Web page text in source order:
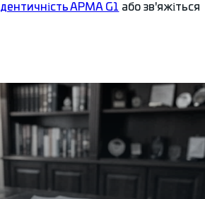
АРМА G1 або зв'яжіться